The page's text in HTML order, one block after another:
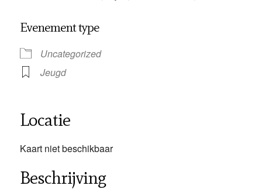
Evenement type
Uncategorized
Jeugd
Locatie
Kaart niet beschikbaar
Beschrijving